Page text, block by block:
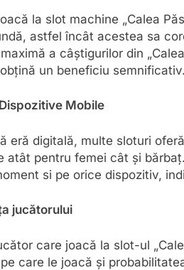
la slot machine „Calea
astfel încât acestea sa
a câștigurilor din
un beneficiu semnificativ.
Mobile
eră digitală, multe sloturi
atât pentru femei cât și
si pe orice dispozitiv,
jucătorului
care joacă la slot-ul
care le joacă și